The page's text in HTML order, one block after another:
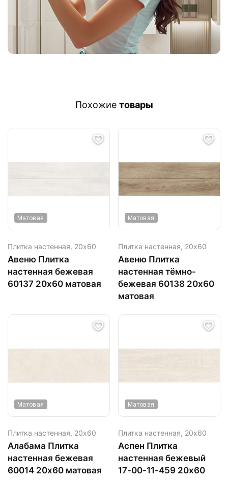
Похожие товары
Матовая
Плитка настенная, 20х60
Авеню Плитка
настенная бежевая
60137 20х60 матовая
Матовая
Плитка настенная, 20х60
Авеню Плитка
настенная тёмно-
бежевая 60138 20х60
матовая
Матовая
Плитка настенная, 20х60
Алабама Плитка
настенная бежевая
60014 20х60 матовая
Матовая
Плитка настенная, 20х60
Аспен Плитка
настенная бежевый
17-00-11-459 20х60